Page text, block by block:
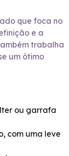
que foca no
e a
trabalha
um ótimo
ou garrafa
com uma leve